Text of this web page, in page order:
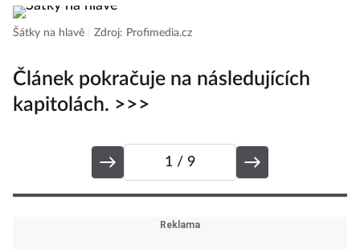
Šátky na hlavě Zdroj: Profimedia.cz
Článek pokračuje na následujících
kapitolách. >>>
1 / 9